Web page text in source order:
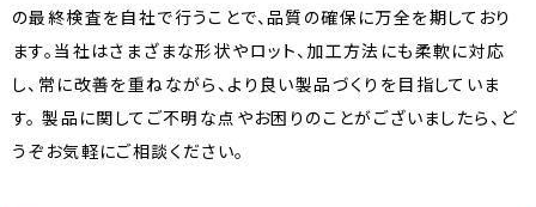
の最終検査を自社で行うことで、品質の確保に万全を期しており
ます。当社はさまざまな形状やロット、加工方法にも柔軟に対応
し、常に改善を重ねながら、より良い製品づくりを目指していま
す。 製品に関してご不明な点やお困りのことがございましたら、ど
うぞお気軽にご相談ください。